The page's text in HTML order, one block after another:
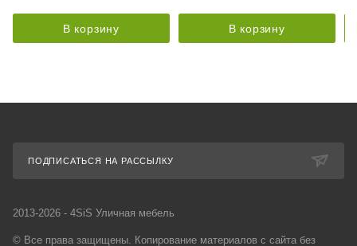
В корзину В корзину
ПОДПИСАТЬСЯ НА РАССЫЛКУ
2013-2026 - 4SiS Уличная мебель
© Все права защищены. Копирование материалов с сайта без